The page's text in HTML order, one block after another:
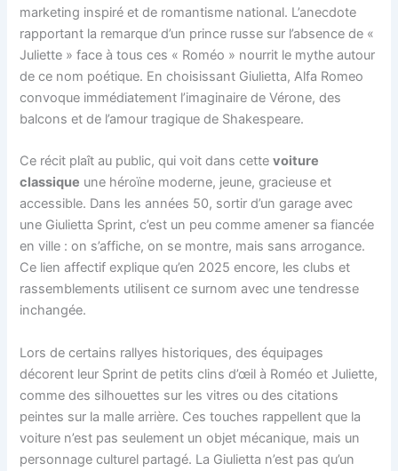
marketing inspiré et de romantisme national. L’anecdote
rapportant la remarque d’un prince russe sur l’absence de «
Juliette » face à tous ces « Roméo » nourrit le mythe autour
de ce nom poétique. En choisissant Giulietta, Alfa Romeo
convoque immédiatement l’imaginaire de Vérone, des
balcons et de l’amour tragique de Shakespeare.
Ce récit plaît au public, qui voit dans cettevoiture
classique une héroïne moderne, jeune, gracieuse et
accessible. Dans les années 50, sortir d’un garage avec
une Giulietta Sprint, c’est un peu comme amener sa fiancée
en ville : on s’affiche, on se montre, mais sans arrogance.
Ce lien affectif explique qu’en 2025 encore, les clubs et
rassemblements utilisent ce surnom avec une tendresse
inchangée.
Lors de certains rallyes historiques, des équipages
décorent leur Sprint de petits clins d’œil à Roméo et Juliette,
comme des silhouettes sur les vitres ou des citations
peintes sur la malle arrière. Ces touches rappellent que la
voiture n’est pas seulement un objet mécanique, mais un
personnage culturel partagé. La Giulietta n’est pas qu’un